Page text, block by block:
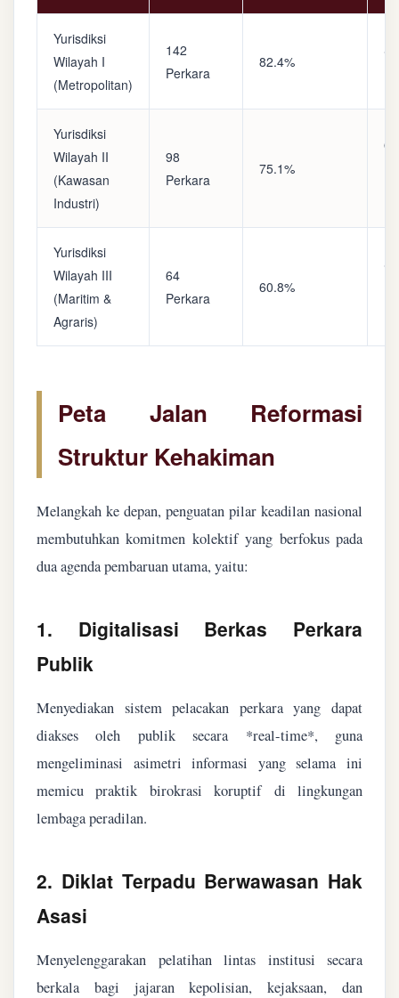
Yurisdiksi
Wilayah I
(Metropolitan)
142
Perkara
82.4%
Yurisdiksi
Wilayah II
(Kawasan
Industri)
98
Perkara
75.1%
Yurisdiksi
Wilayah III
(Maritim &
Agraris)
64
Perkara
60.8%
Peta Jalan Reformasi
Struktur Kehakiman
Melangkah ke depan, penguatan pilar keadilan nasional
membutuhkan komitmen kolektif yang berfokus pada
dua agenda pembaruan utama, yaitu:
1. Digitalisasi Berkas Perkara
Publik
Menyediakan sistem pelacakan perkara yang dapat
diakses oleh publik secara *real-time*, guna
mengeliminasi asimetri informasi yang selama ini
memicu praktik birokrasi koruptif di lingkungan
lembaga peradilan.
2. Diklat Terpadu Berwawasan Hak
Asasi
Menyelenggarakan pelatihan lintas institusi secara
berkala bagi jajaran kepolisian, kejaksaan, dan